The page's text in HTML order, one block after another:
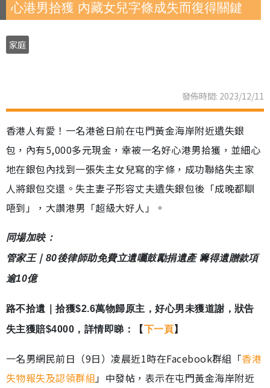
心港男拾獲 內藏女兒字條成失而復得關鍵
家庭
發佈時間: 2023/12/11
香港人有愛！一名港爸日前在屯門黃金海岸附近遺失銀
包，內有5,000多元現金，幸被一名好心港男拾獲，並細心
地在銀包內找到一張失主女兒寫的字條，成功聯絡失主家
人將銀包交還。失主妻子形容丈夫遺失銀包後「成晚都瞓
唔到」，大讚港男「超級大好人」。
同場加映：
管家王｜80後律師助免費立遺囑鼓勵捐遺產 籌得遺贈款項
逾10億
路不拾遺｜拾獲$2.6萬物歸原主，好心男未獲道謝，狀告
失主獲賠$4000，詳情即睇：【下一頁】
一名男網民前日（9日）凌晨近1時在Facebook群組「香港
失物報失及認領群組」中發帖，表示在屯門黃金海岸附近